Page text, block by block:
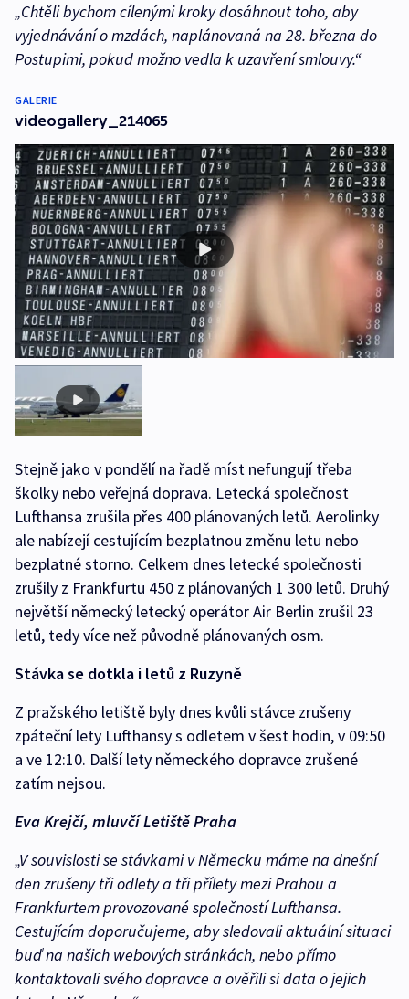
„Chtěli bychom cílenými kroky dosáhnout toho, aby
vyjednávání o mzdách, naplánovaná na 28. března do
Postupimi, pokud možno vedla k uzavření smlouvy.“
GALERIE
videogallery_214065
Stejně jako v pondělí na řadě míst nefungují třeba
školky nebo veřejná doprava. Letecká společnost
Lufthansa zrušila přes 400 plánovaných letů. Aerolinky
ale nabízejí cestujícím bezplatnou změnu letu nebo
bezplatné storno. Celkem dnes letecké společnosti
zrušily z Frankfurtu 450 z plánovaných 1 300 letů. Druhý
největší německý letecký operátor Air Berlin zrušil 23
letů, tedy více než původně plánovaných osm.
Stávka se dotkla i letů z Ruzyně
Z pražského letiště byly dnes kvůli stávce zrušeny
zpáteční lety Lufthansy s odletem v šest hodin, v 09:50
a ve 12:10. Další lety německého dopravce zrušené
zatím nejsou.
Eva Krejčí, mluvčí Letiště Praha
„V souvislosti se stávkami v Německu máme na dnešní
den zrušeny tři odlety a tři přílety mezi Prahou a
Frankfurtem provozované společností Lufthansa.
Cestujícím doporučujeme, aby sledovali aktuální situaci
buď na našich webových stránkách, nebo přímo
kontaktovali svého dopravce a ověřili si data o jejich